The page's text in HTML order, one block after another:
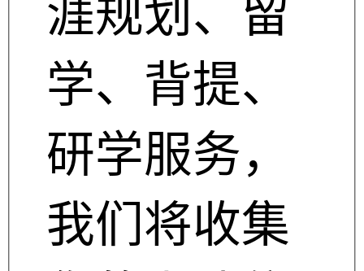
涯规划、留
学、背提、
研学服务，
我们将收集